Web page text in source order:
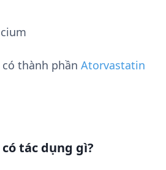
thành phần Atorvastatin
tác dụng gì?